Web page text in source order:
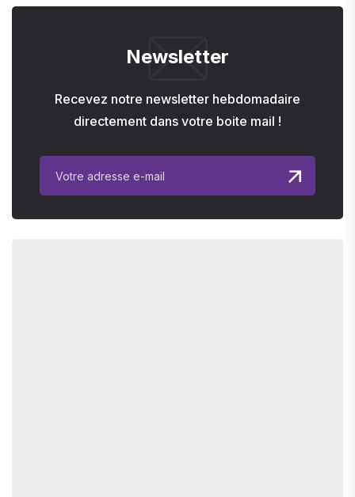
Newsletter
Recevez notre newsletter hebdomadaire
directement dans votre boite mail !